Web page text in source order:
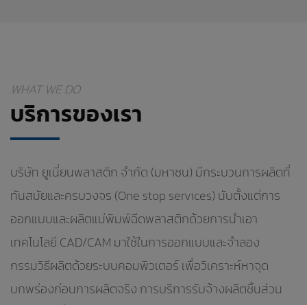
WHAT WE DO
บริการของเรา
บริษัท ยูเนี่ยนพลาสติก จำกัด (มหาชน) มีกระบวนการผลิตที่
ทันสมัยและครบวงจร (One stop services) นับตั้งแต่การ
ออกแบบและผลิตแม่พิมพ์ฉีดพลาสติกด้วยการนำเอา
เทคโนโลยี CAD/CAM มาใช้ในการออกแบบและจำลอง
กรรมวิธีผลิตด้วยระบบคอมพิวเตอร์ เพื่อวิเคราะห์หาจุด
บกพร่องก่อนการผลิตจริง การบริการรับจ้างผลิตชิ้นส่วน